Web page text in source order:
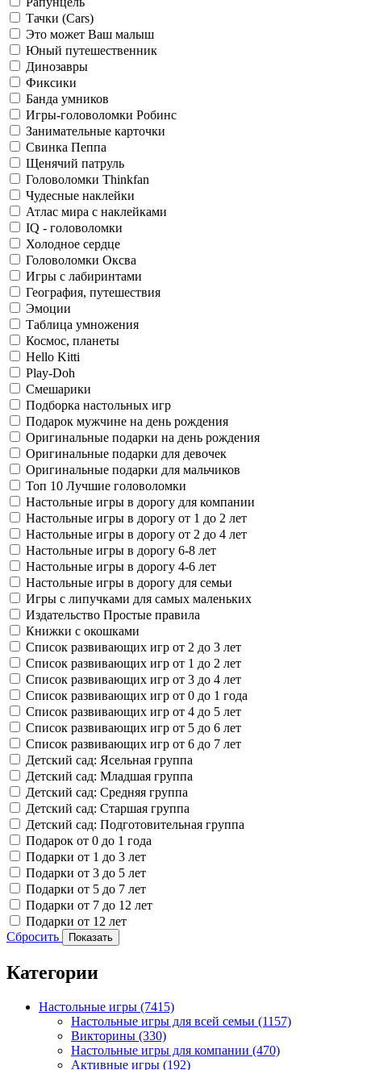
Тачки (Cars)
Это может Ваш малыш
Юный путешественник
Динозавры
Фиксики
Банда умников
Игры-головоломки Робинс
Занимательные карточки
Свинка Пеппа
Щенячий патруль
Головоломки Thinkfan
Чудесные наклейки
Атлас мира с наклейками
IQ - головоломки
Холодное сердце
Головоломки Оксва
Игры с лабиринтами
География, путешествия
Эмоции
Таблица умножения
Космос, планеты
Hello Kitti
Play-Doh
Смешарики
Подборка настольных игр
Подарок мужчине на день рождения
Оригинальные подарки на день рождения
Оригинальные подарки для девочек
Оригинальные подарки для мальчиков
Топ 10 Лучшие головоломки
Настольные игры в дорогу для компании
Настольные игры в дорогу от 1 до 2 лет
Настольные игры в дорогу от 2 до 4 лет
Настольные игры в дорогу 6-8 лет
Настольные игры в дорогу 4-6 лет
Настольные игры в дорогу для семьи
Игры с липучками для самых маленьких
Издательство Простые правила
Книжки с окошками
Список развивающих игр от 2 до 3 лет
Список развивающих игр от 1 до 2 лет
Список развивающих игр от 3 до 4 лет
Список развивающих игр от 0 до 1 года
Список развивающих игр от 4 до 5 лет
Список развивающих игр от 5 до 6 лет
Список развивающих игр от 6 до 7 лет
Детский сад: Ясельная группа
Детский сад: Младшая группа
Детский сад: Средняя группа
Детский сад: Старшая группа
Детский сад: Подготовительная группа
Подарок от 0 до 1 года
Подарки от 1 до 3 лет
Подарки от 3 до 5 лет
Подарки от 5 до 7 лет
Подарки от 7 до 12 лет
Подарки от 12 лет
Сбросить
Показать
Категории
Настольные игры (7415)
Настольные игры для всей семьи (1157)
Викторины (330)
Настольные игры для компании (470)
Активные игры (192)